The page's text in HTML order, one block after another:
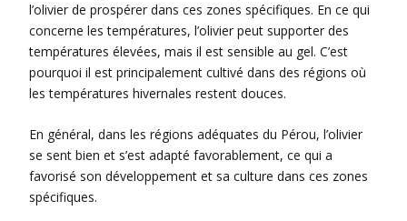
l’olivier de prospérer dans ces zones spécifiques. En ce qui
concerne les températures, l’olivier peut supporter des
températures élevées, mais il est sensible au gel. C’est
pourquoi il est principalement cultivé dans des régions où
les températures hivernales restent douces.
En général, dans les régions adéquates du Pérou, l’olivier
se sent bien et s’est adapté favorablement, ce qui a
favorisé son développement et sa culture dans ces zones
spécifiques.